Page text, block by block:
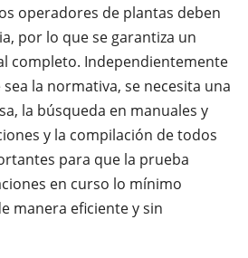
operadores de plantas deben
por lo que se garantiza un
completo. Independientemente
la normativa, se necesita una
la búsqueda en manuales y
y la compilación de todos
para que la prueba
en curso lo mínimo
manera eficiente y sin